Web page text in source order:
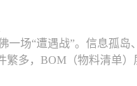
场“遭遇战”。信息孤岛
多，BOM（物料清单